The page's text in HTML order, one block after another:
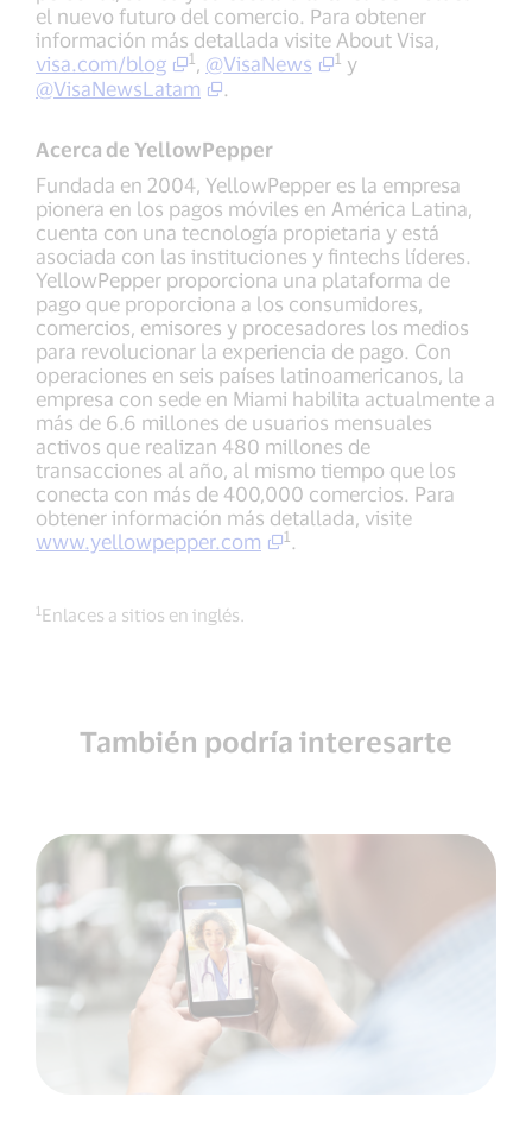
el nuevo futuro del comercio. Para obtener
información más detallada visite About Visa,
visa.com/blog
1 , @VisaNews 1 y
@VisaNewsLatam
.
Acerca de YellowPepper
Fundada en 2004, YellowPepper es la empresa
pionera en los pagos móviles en América Latina,
cuenta con una tecnología propietaria y está
asociada con las instituciones y fintechs líderes.
YellowPepper proporciona una plataforma de
pago que proporciona a los consumidores,
comercios, emisores y procesadores los medios
para revolucionar la experiencia de pago. Con
operaciones en seis países latinoamericanos, la
empresa con sede en Miami habilita actualmente a
más de 6.6 millones de usuarios mensuales
activos que realizan 480 millones de
transacciones al año, al mismo tiempo que los
conecta con más de 400,000 comercios. Para
obtener información más detallada, visite
www.yellowpepper.com
1 .
1 Enlaces a sitios en inglés.
También podría interesarte